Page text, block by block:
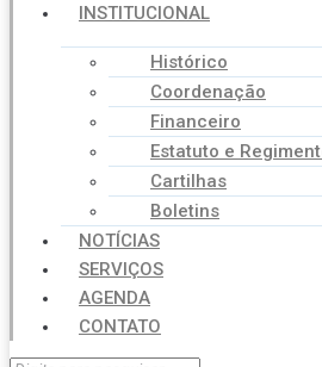
INSTITUCIONAL
Histórico
Coordenação
Financeiro
Estatuto e
Cartilhas
Boletins
NOTÍCIAS
SERVIÇOS
AGENDA
CONTATO